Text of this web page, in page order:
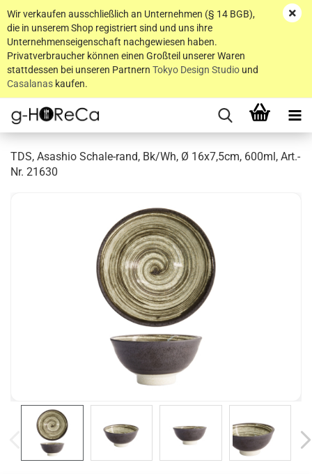
Wir verkaufen ausschließlich an Unternehmen (§ 14 BGB),
die in unserem Shop registriert sind und uns ihre
Unternehmenseigenschaft nachgewiesen haben.
Privatverbraucher können einen Großteil unserer Waren
stattdessen bei unseren Partnern Tokyo Design Studio und
Casalanas kaufen.
TDS, Asashio Schale-rand, Bk/Wh, Ø 16x7,5cm, 600ml, Art.-
Nr. 21630